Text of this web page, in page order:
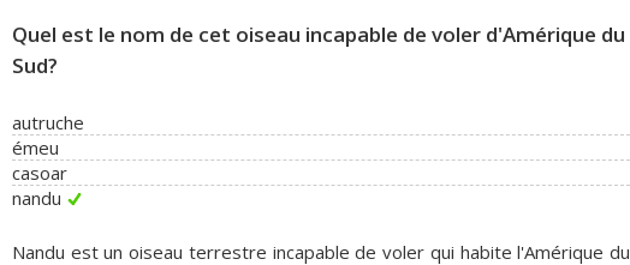
Quel est le nom de cet oiseau incapable de voler d'Amérique du
Sud?
autruche
émeu
casoar
nandu
Nandu est un oiseau terrestre incapable de voler qui habite l'Amérique du